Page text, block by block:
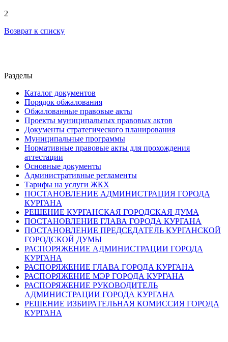
2
Возврат к списку
Разделы
Каталог документов
Порядок обжалования
Обжалованные правовые акты
Проекты муниципальных правовых актов
Документы стратегического планирования
Муниципальные программы
Нормативные правовые акты для прохождения
аттестации
Основные документы
Административные регламенты
Тарифы на услуги ЖКХ
ПОСТАНОВЛЕНИЕ АДМИНИСТРАЦИЯ ГОРОДА
КУРГАНА
РЕШЕНИЕ КУРГАНСКАЯ ГОРОДСКАЯ ДУМА
ПОСТАНОВЛЕНИЕ ГЛАВА ГОРОДА КУРГАНА
ПОСТАНОВЛЕНИЕ ПРЕДСЕДАТЕЛЬ КУРГАНСКОЙ
ГОРОДСКОЙ ДУМЫ
РАСПОРЯЖЕНИЕ АДМИНИСТРАЦИИ ГОРОДА
КУРГАНА
РАСПОРЯЖЕНИЕ ГЛАВА ГОРОДА КУРГАНА
РАСПОРЯЖЕНИЕ МЭР ГОРОДА КУРГАНА
РАСПОРЯЖЕНИЕ РУКОВОДИТЕЛЬ
АДМИНИСТРАЦИИ ГОРОДА КУРГАНА
РЕШЕНИЕ ИЗБИРАТЕЛЬНАЯ КОМИССИЯ ГОРОДА
КУРГАНА